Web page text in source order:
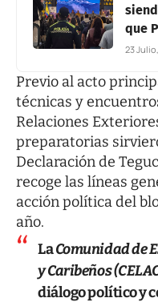
que
23
Previo al acto
técnicas y
Relaciones
preparatorias
Declaración de
recoge las líneas
acción política del
año.
LaComunidad de
y Caribeños
diálogo político y